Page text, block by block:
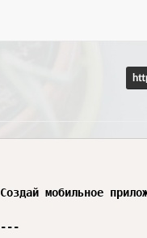
Создай мобильное
---